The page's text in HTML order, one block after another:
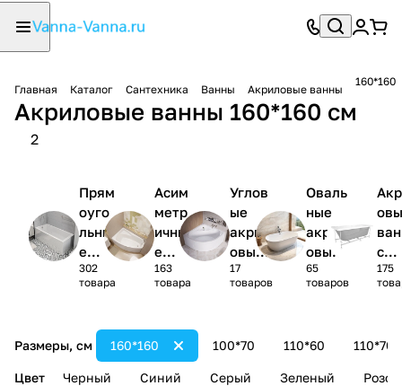
Главная Каталог Сантехника Ванны Акриловые ванны
160*160
Акриловые ванны 160*160 см
2
Прям
оуго
льны
е
акри
ловы
ванн
ы
302
товара
Асим
метр
ичны
е
акри
ловы
ванн
ы
163
товара
Углов
ые
акрил
овые
ванны
1/4
17
товаров
Оваль
ные
акрил
овые
ванны
65
товаров
с
сом
)
175
Размеры, см 100*70 110*60 110*70
160*160
Цвет Черный Синий Серый Зеленый